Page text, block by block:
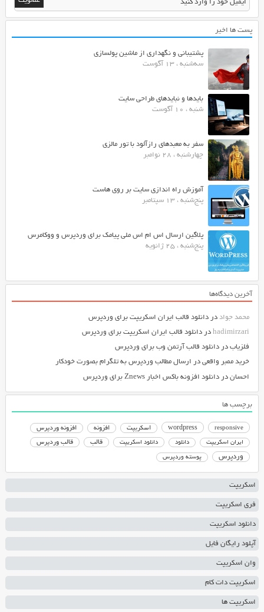
پست ها اخیر
پشتیبانی و نگهداری از ماشین پولسازی
سه‌شنبه ، 13 آگوست
بایدها و نبایدهای طراحی سایت
شنبه ، 10 آگوست
سفر به معبدهای رازآلود با تور مالزی
چهارشنبه ، 28 نوامبر
آموزش راه اندازی سایت بر روی هاست
پنج‌شنبه ، 13 سپتامبر
پلاگین ارسال اس ام اس ملی پیامک برای وردپرس و ووکامرس
پنج‌شنبه ، 25 ژانویه
آخرین دیدگاه‌ها
محمد جواددر دانلود قالب ایران اسکریپت برای وردپرس
hadimirzariدر دانلود قالب ایران اسکریپت برای وردپرس
فلزیابدر دانلود قالب آرتمن وب برای وردپرس
خرید ممبر واقعیدر ارسال مطالب وردپرس به تلگرام بصورت خودکار
احساندر دانلود افزونه باکس اخبار Znews برای وردپرس
برچسب ها
responsive
wordpress اسکریپت افزونه افزونه وردپرس
ایران اسکریپت دانلود دانلود اسکریپت قالب قالب وردپرس
وردپرس پوسته وردپرس
اسکریپت
فری اسکریپت
دانلود اسکریپت
آپلود رایگان فایل
وان اسکریپت
اسکریپت دات کام
اسکریپت ها